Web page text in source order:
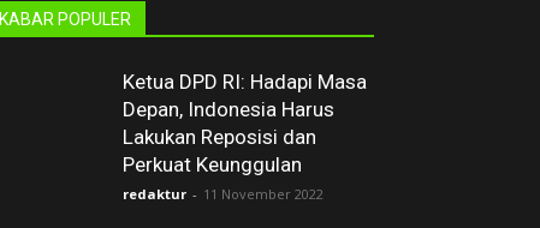
KABAR POPULER
Ketua DPD RI: Hadapi Masa
Depan, Indonesia Harus
Lakukan Reposisi dan
Perkuat Keunggulan
redaktur - 11 November 2022